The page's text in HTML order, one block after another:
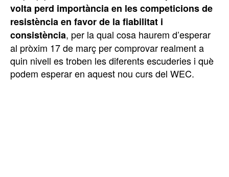
volta perd importància en les competicions de
resistència en favor de la fiabilitat i
consistència, per la qual cosa haurem d’esperar
al pròxim 17 de març per comprovar realment a
quin nivell es troben les diferents escuderies i què
podem esperar en aquest nou curs del WEC.